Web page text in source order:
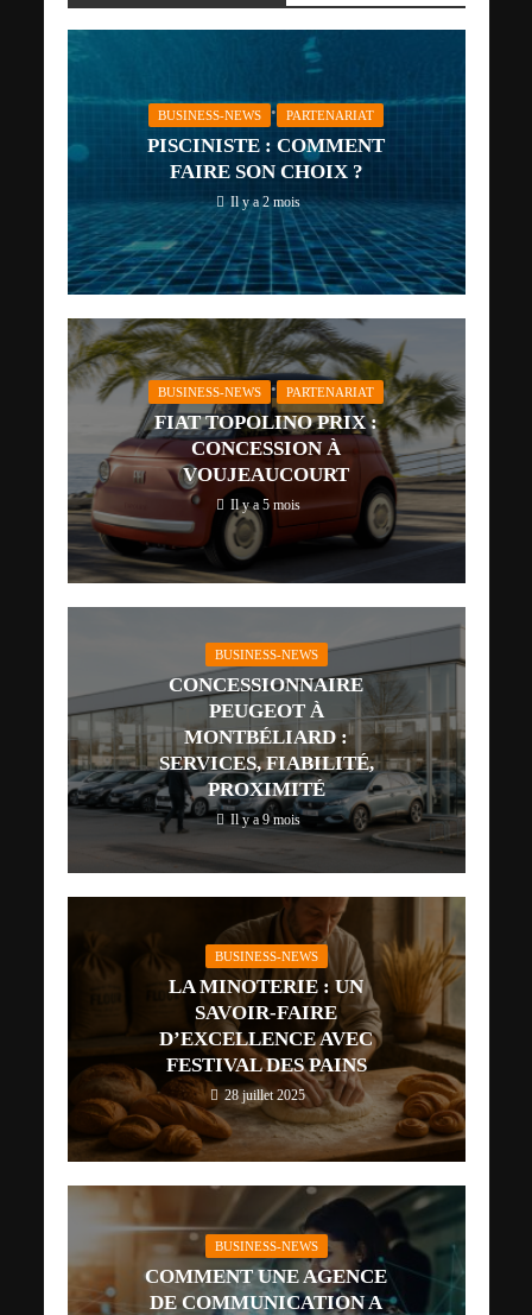
BUSINESS-NEWS • PARTENARIAT
PISCINISTE : COMMENT
FAIRE SON CHOIX ?
Il y a 2 mois
BUSINESS-NEWS • PARTENARIAT
FIAT TOPOLINO PRIX :
CONCESSION À
VOUJEAUCOURT
Il y a 5 mois
BUSINESS-NEWS
CONCESSIONNAIRE
PEUGEOT À
MONTBÉLIARD :
SERVICES, FIABILITÉ,
PROXIMITÉ
Il y a 9 mois
BUSINESS-NEWS
LA MINOTERIE : UN
SAVOIR-FAIRE
D’EXCELLENCE AVEC
FESTIVAL DES PAINS
28 juillet 2025
BUSINESS-NEWS
COMMENT UNE AGENCE
DE COMMUNICATION A